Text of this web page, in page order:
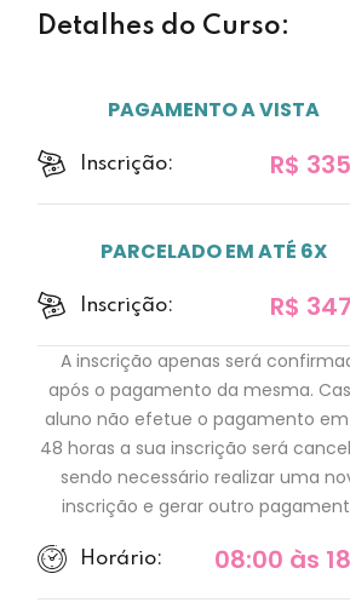
Detalhes do Curso:
PAGAMENTO A VISTA
Inscrição: R$
PARCELADO EM ATÉ 6X
Inscrição: R$
A inscrição apenas será
após o pagamento da mesma.
aluno não efetue o pagamento
48 horas a sua inscrição será
sendo necessário realizar uma
inscrição e gerar outro
Horário: 08:00 às